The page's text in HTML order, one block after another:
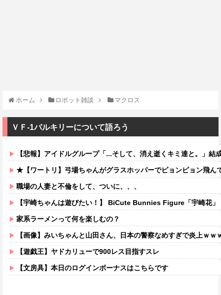
ホーム ロボット雑談 マクロス
ＶＦ-1バルキリーについて語ろう
【悲報】アイドルグループ「...そして、消え逝くキミ達と。」結
★【ワートリ】弓場ちゃんがグラスホッパーでピョンピョン飛んでるところ想像す
職場の人妻と不倫をして、ついに、、、
【宇崎ちゃんは遊びたい！】 BiCute Bunnies Figure「宇崎花」「宇崎月」メタリックパープルver. プライ
家系ラーメンって何を楽しむの？
【画像】みいちゃんと山田さん、日本の警察なめすぎで炎上ｗ
【遊戯王】ヤドカリューで900レス目指すスレ
【文房具】本日のログインボーナスはこちらです